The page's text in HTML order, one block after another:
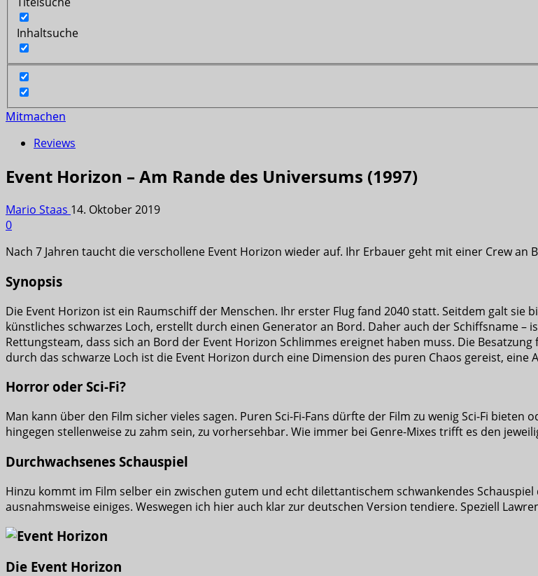
Inhaltsuche
Mitmachen
Reviews
Event Horizon – Am Rande des Universums (1997)
Mario Staas 14. Oktober 2019
0
Nach 7 Jahren taucht die verschollene Event Horizon wieder auf. Ihr Erbauer geht mit einer Crew an
Synopsis
Die Event Horizon ist ein Raumschiff der Menschen. Ihr erster Flug fand 2040 statt. Seitdem galt
künstliches schwarzes Loch, erstellt durch einen Generator an Bord. Daher auch der Schiffsname –
Rettungsteam, dass sich an Bord der Event Horizon Schlimmes ereignet haben muss. Die
durch das schwarze Loch ist die Event Horizon durch eine Dimension des puren Chaos gereist,
Horror oder Sci-Fi?
Man kann über den Film sicher vieles sagen. Puren Sci-Fi-Fans dürfte der Film zu wenig Sci-Fi
hingegen stellenweise zu zahm sein, zu vorhersehbar. Wie immer bei Genre-Mixes trifft es den
Durchwachsenes Schauspiel
Hinzu kommt im Film selber ein zwischen gutem und echt dilettantischem schwankendes
ausnahmsweise einiges. Weswegen ich hier auch klar zur deutschen Version tendiere. Speziell
Die Event Horizon